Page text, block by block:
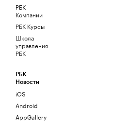
РБК
Компании
РБК Курсы
Школа
управления
РБК
РБК
Новости
iOS
Android
AppGallery